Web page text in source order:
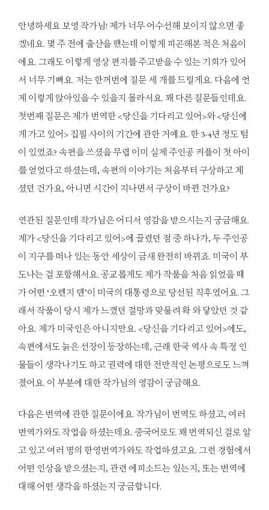
안녕하세요 보영 작가님! 제가 너무 어수선해 보이지 않으면 좋
겠네요. 몇 주 전에 출산을 했는데 이렇게 피곤해본 적은 처음이
에요. 그래도 이렇게 영상 편지를 주고받을 수 있는 기회가 있어
서 너무 기뻐요. 저는 한꺼번에 질문 세 개를 드릴게요. 다음에 언
제 이렇게 앉아있을 수 있을지 몰라서요. 꽤 다른 질문들인데요.
첫번째 질문은 제가 번역한 <당신을 기다리고 있어>와 <당신에
게 가고 있어> 집필 사이의 기간에 관한 거예요. 한 3-4년 정도 텀
이 있었죠? 속편을 쓰셨을 무렵 이미 실제 주인공 커플이 첫 아이
를 얻었다고 하셨는데, 속편의 이야기는 처음부터 구상하고 계
셨던 건가요, 아니면 시간이 지나면서 구상이 바뀐 건가요?
연관된 질문인데 작가님은 어디서 영감을 받으시는지 궁금해요.
제가 <당신을 기다리고 있어>에 끌렸던 점 중 하나가, 두 주인공
이 지구를 떠나 있는 동안 세상이 금새 완전히 바뀌죠. 미국이 부
도나는 걸 포함해서요. 공교롭게도 제가 작품을 처음 읽었을 때
가 어떤 ‘오렌지 맨’이 미국의 대통령으로 당선된 직후였어요. 그
래서 작품이 당시 제가 느꼈던 절망과 맞물려 확 와 닿았던 것 같
아요. 제가 미국인은 아니지만요. <당신을 기다리고 있어>에도,
속편에서도 늙은 선장이 등장하는데, 근래 한국 역사 속 특정 인
물들이 생각나기도 하고 권력에 대한 전반적인 논평으로도 느껴
졌어요. 이 부분에 대한 작가님의 영감이 궁금해요.
다음은 번역에 관한 질문이에요. 작가님이 번역도 하셨고, 여러
번역가와도 작업을 하셨는데요. 중국어로도 꽤 번역되신 걸로 알
고 있고 여러 명의 한영번역가와도 작업하셨고요. 그런 경험에서
어떤 인상을 받으셨는지, 관련 에피소드는 있는지, 또는 번역에
대해 어떤 생각을 하셨는지 궁금합니다.